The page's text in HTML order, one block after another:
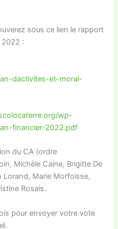
sous ce lien le rapport
2022 :
dactivites-et-moral-
wp-
financier-2022.pdf
du CA (ordre
Michèle Caine, Brigitte De
Lorand, Marie Morfoisse,
Rosais.
pour envoyer votre vote